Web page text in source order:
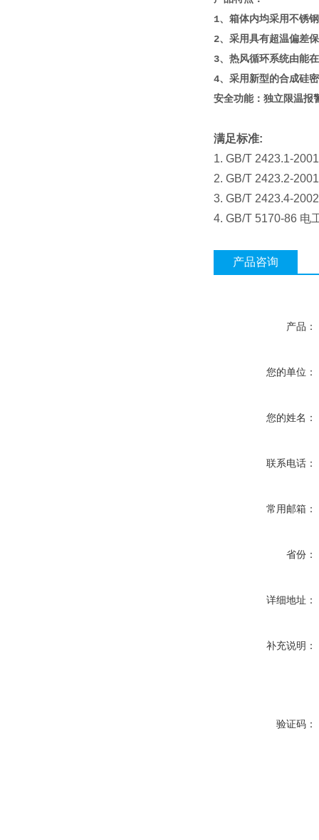
1、箱体内均采用不锈
2、采用具有超温偏差
3、热风循环系统由能
4、采用新型的合成硅
安全功能：独立限温报
满足标准:
1. GB/T 2423.1-
2. GB/T 2423.2-
3. GB/T 2423.4-
4. GB/T 5170-86 电
产品咨询
产品：
您的单位：
您的姓名：
联系电话：
常用邮箱：
省份：
详细地址：
补充说明：
验证码：